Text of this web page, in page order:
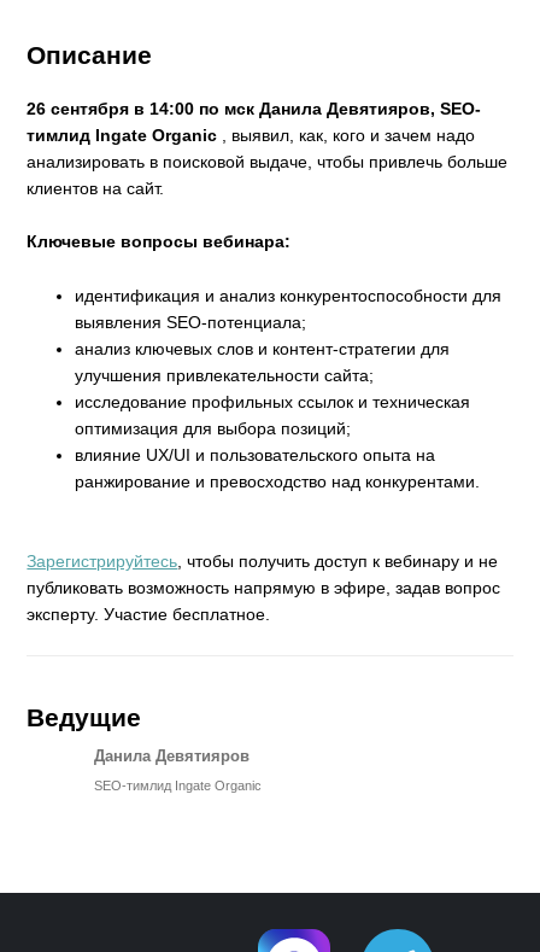
Описание
26 сентября в 14:00 по мск Данила Девятияров, SEO-
тимлид Ingate Organic , выявил, как, кого и зачем надо
анализировать в поисковой выдаче, чтобы привлечь больше
клиентов на сайт.
Ключевые вопросы вебинара:
идентификация и анализ конкурентоспособности для
выявления SEO-потенциала;
анализ ключевых слов и контент-стратегии для
улучшения привлекательности сайта;
исследование профильных ссылок и техническая
оптимизация для выбора позиций;
влияние UX/UI и пользовательского опыта на
ранжирование и превосходство над конкурентами.
Зарегистрируйтесь , чтобы получить доступ к вебинару и не
публиковать возможность напрямую в эфире, задав вопрос
эксперту. Участие бесплатное.
Ведущие
Данила Девятияров
SEO-тимлид Ingate Organic